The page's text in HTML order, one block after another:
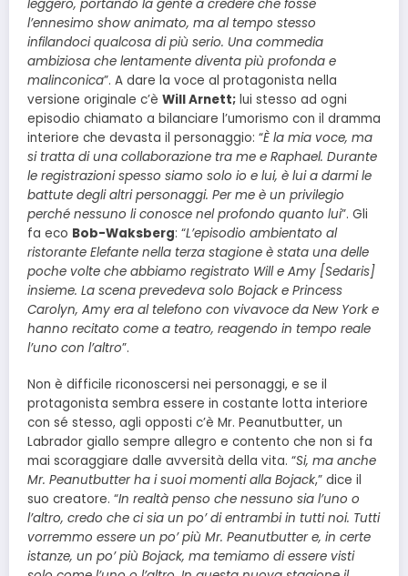
leggero, portando la gente a credere che fosse
l’ennesimo show animato, ma al tempo stesso
infilandoci qualcosa di più serio. Una commedia
ambiziosa che lentamente diventa più profonda e
malinconica”. A dare la voce al protagonista nella
versione originale c’è Will Arnett; lui stesso ad ogni
episodio chiamato a bilanciare l’umorismo con il dramma
interiore che devasta il personaggio: “È la mia voce, ma
si tratta di una collaborazione tra me e Raphael. Durante
le registrazioni spesso siamo solo io e lui, è lui a darmi le
battute degli altri personaggi. Per me è un privilegio
perché nessuno li conosce nel profondo quanto lui”. Gli
fa eco Bob-Waksberg: “L’episodio ambientato al
ristorante Elefante nella terza stagione è stata una delle
poche volte che abbiamo registrato Will e Amy [Sedaris]
insieme. La scena prevedeva solo Bojack e Princess
Carolyn, Amy era al telefono con vivavoce da New York e
hanno recitato come a teatro, reagendo in tempo reale
l’uno con l’altro”.
Non è difficile riconoscersi nei personaggi, e se il
protagonista sembra essere in costante lotta interiore
con sé stesso, agli opposti c’è Mr. Peanutbutter, un
Labrador giallo sempre allegro e contento che non si fa
mai scoraggiare dalle avversità della vita. “Si, ma anche
Mr. Peanutbutter ha i suoi momenti alla Bojack,” dice il
suo creatore. “In realtà penso che nessuno sia l’uno o
l’altro, credo che ci sia un po’ di entrambi in tutti noi. Tutti
vorremmo essere un po’ più Mr. Peanutbutter e, in certe
istanze, un po’ più Bojack, ma temiamo di essere visti